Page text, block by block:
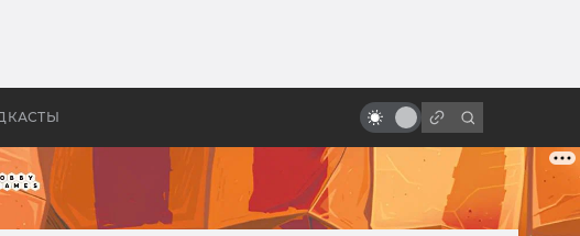
колец»
всего остального фильма